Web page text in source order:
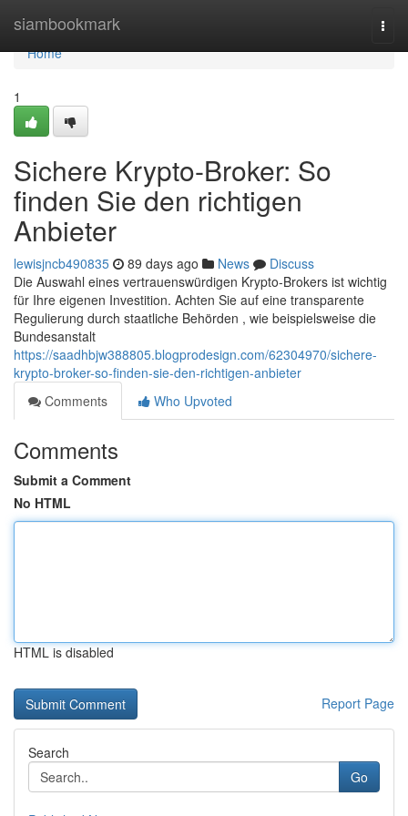
siambookmark
Home
Home
1
Sichere Krypto-Broker: So
finden Sie den richtigen
Anbieter
lewisjncb490835 89 days ago News
Discuss
Die Auswahl eines vertrauenswürdigen Krypto-Brokers ist wichtig
für Ihre eigenen Investition. Achten Sie auf eine transparente
Regulierung durch staatliche Behörden , wie beispielsweise die
Bundesanstalt
https://saadhbjw388805.blogprodesign.com/62304970/sichere-
krypto-broker-so-finden-sie-den-richtigen-anbieter
Comments
Who Upvoted
Comments
Submit a Comment
No HTML
HTML is disabled
Report Page
Search
Go